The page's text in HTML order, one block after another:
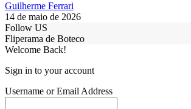
Guilherme Ferrari
14 de maio de 2026
Follow US
Fliperama de Boteco
Welcome Back!
Sign in to your account
Username or Email Address